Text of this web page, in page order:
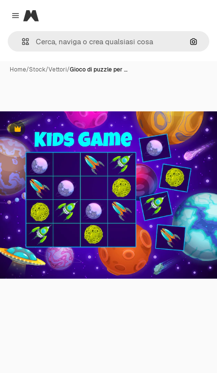
Close menu
Magnific
Cerca
Home/Stock/Vettori/Gioco di puzzle per …
Premium